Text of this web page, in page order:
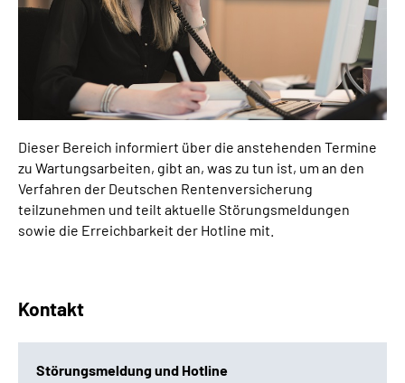
Dieser Bereich informiert über die anstehenden Termine
zu Wartungsarbeiten, gibt an, was zu tun ist, um an den
Verfahren der Deutschen Rentenversicherung
teilzunehmen und teilt aktuelle Störungsmeldungen
sowie die Erreichbarkeit der Hotline mit.
Kontakt
Störungsmeldung und Hotline